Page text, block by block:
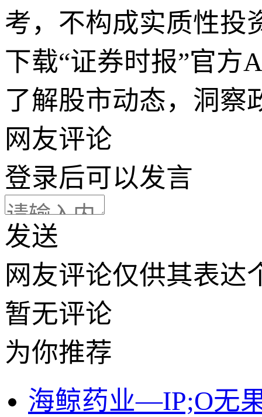
考，不构成实质性投
下载“证券时报”官方
了解股市动态，洞察
网友评论
登录后可以发言
发送
网友评论仅供其表达
暂无评论
为你推荐
海鲸药业—IP;O无